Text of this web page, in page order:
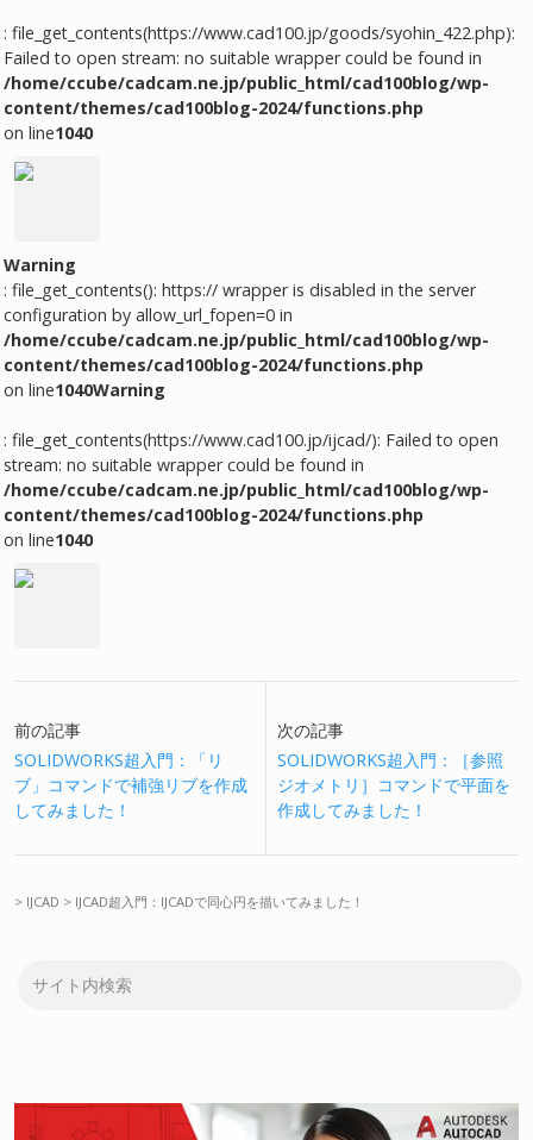
: file_get_contents(https://www.cad100.jp/goods/syohin_422.php):
Failed to open stream: no suitable wrapper could be found in
/home/ccube/cadcam.ne.jp/public_html/cad100blog/wp-
content/themes/cad100blog-2024/functions.php
on line1040
Warning
: file_get_contents(): https:// wrapper is disabled in the server
configuration by allow_url_fopen=0 in
/home/ccube/cadcam.ne.jp/public_html/cad100blog/wp-
content/themes/cad100blog-2024/functions.php
on line1040Warning
: file_get_contents(https://www.cad100.jp/ijcad/): Failed to open
stream: no suitable wrapper could be found in
/home/ccube/cadcam.ne.jp/public_html/cad100blog/wp-
content/themes/cad100blog-2024/functions.php
on line1040
前の記事
SOLIDWORKS超入門：「リ
ブ」コマンドで補強リブを作成
してみました！
次の記事
SOLIDWORKS超入門：［参照
ジオメトリ］コマンドで平面を
作成してみました！
> IJCAD > IJCAD超入門：IJCADで同心円を描いてみました！